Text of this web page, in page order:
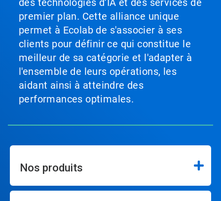
des technologies d’IA et des services de
premier plan. Cette alliance unique
permet à Ecolab de s'associer à ses
clients pour définir ce qui constitue le
meilleur de sa catégorie et l'adapter à
l'ensemble de leurs opérations, les
aidant ainsi à atteindre des
performances optimales.
Nos produits